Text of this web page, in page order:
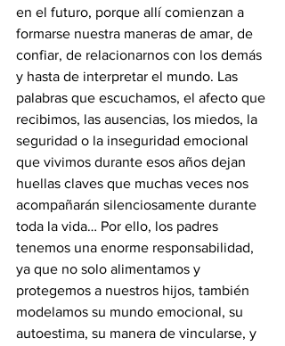
en el futuro, porque allí comienzan a
formarse nuestra maneras de amar, de
confiar, de relacionarnos con los demás
y hasta de interpretar el mundo. Las
palabras que escuchamos, el afecto que
recibimos, las ausencias, los miedos, la
seguridad o la inseguridad emocional
que vivimos durante esos años dejan
huellas claves que muchas veces nos
acompañarán silenciosamente durante
toda la vida… Por ello, los padres
tenemos una enorme responsabilidad,
ya que no solo alimentamos y
protegemos a nuestros hijos, también
modelamos su mundo emocional, su
autoestima, su manera de vincularse, y